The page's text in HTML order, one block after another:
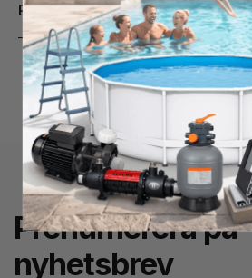
Produktbeskrivning
Prenumerera på
nyhetsbrev